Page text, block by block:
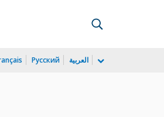
Русский العربية